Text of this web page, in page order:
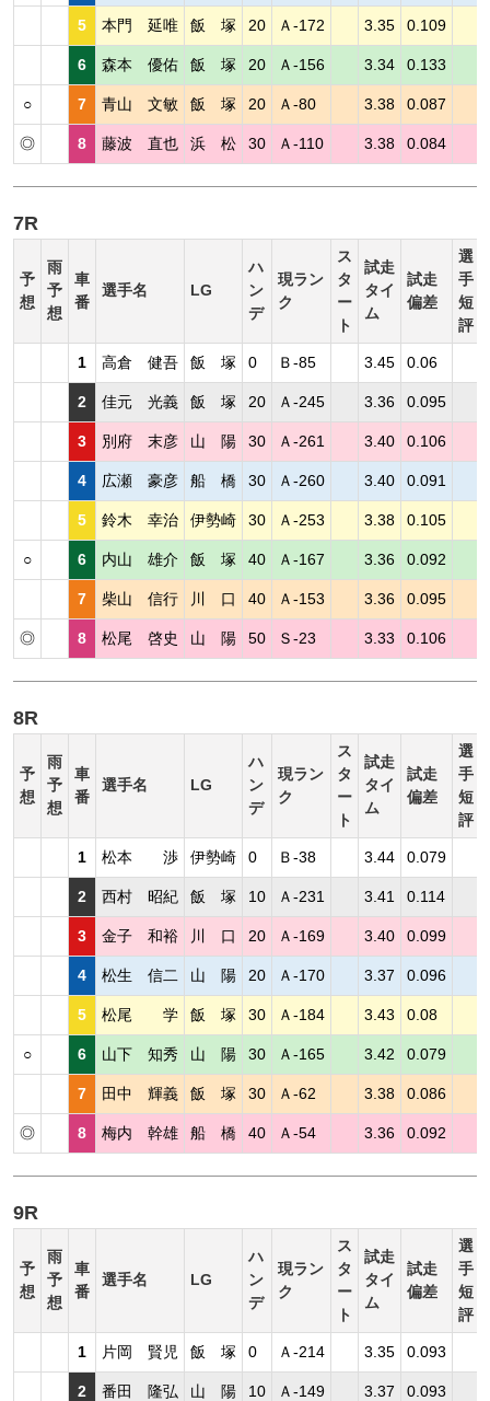
5 本門 延唯 飯 塚 20 Ａ-172 3.35 0.109
6 森本 優佑 飯 塚 20 Ａ-156 3.34 0.133
○ 7 青山 文敏 飯 塚 20 Ａ-80 3.38 0.087
◎ 8 藤波 直也 浜 松 30 Ａ-110 3.38 0.084
7R
予
想
雨
予
想
車
番
選手名 LG
ハ
ン
デ
現ラン
ク
ス
タ
ー
ト
試走
タイ
ム
試走
偏差
選
手
短
評
1 高倉 健吾 飯 塚 0 Ｂ-85 3.45 0.06
2 佳元 光義 飯 塚 20 Ａ-245 3.36 0.095
3 別府 末彦 山 陽 30 Ａ-261 3.40 0.106
4 広瀬 豪彦 船 橋 30 Ａ-260 3.40 0.091
5 鈴木 幸治 伊勢崎 30 Ａ-253 3.38 0.105
○ 6 内山 雄介 飯 塚 40 Ａ-167 3.36 0.092
7 柴山 信行 川 口 40 Ａ-153 3.36 0.095
◎ 8 松尾 啓史 山 陽 50 Ｓ-23 3.33 0.106
8R
予
想
雨
予
想
車
番
選手名 LG
ハ
ン
デ
現ラン
ク
ス
タ
ー
ト
試走
タイ
ム
試走
偏差
選
手
短
評
1 松本 渉 伊勢崎 0 Ｂ-38 3.44 0.079
2 西村 昭紀 飯 塚 10 Ａ-231 3.41 0.114
3 金子 和裕 川 口 20 Ａ-169 3.40 0.099
4 松生 信二 山 陽 20 Ａ-170 3.37 0.096
5 松尾 学 飯 塚 30 Ａ-184 3.43 0.08
○ 6 山下 知秀 山 陽 30 Ａ-165 3.42 0.079
7 田中 輝義 飯 塚 30 Ａ-62 3.38 0.086
◎ 8 梅内 幹雄 船 橋 40 Ａ-54 3.36 0.092
9R
予
想
雨
予
想
車
番
選手名 LG
ハ
ン
デ
現ラン
ク
ス
タ
ー
ト
試走
タイ
ム
試走
偏差
選
手
短
評
1 片岡 賢児 飯 塚 0 Ａ-214 3.35 0.093
2 番田 隆弘 山 陽 10 Ａ-149 3.37 0.093